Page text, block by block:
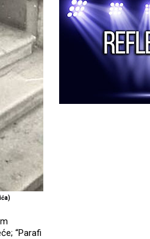
“Parafi